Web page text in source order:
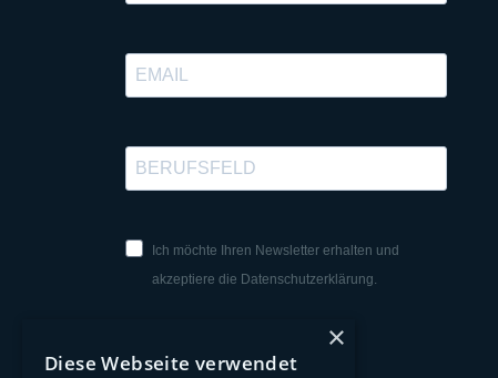
Ich möchte Ihren Newsletter erhalten und
akzeptiere die Datenschutzerklärung.
×
Diese Webseite verwendet